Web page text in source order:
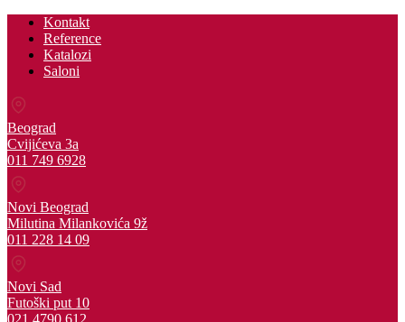
Kontakt
Reference
Katalozi
Saloni
Beograd
Cvijićeva 3a
011 749 6928
Novi Beograd
Milutina Milankovića 9ž
011 228 14 09
Novi Sad
Futoški put 10
021 4790 612